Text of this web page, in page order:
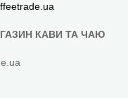
КАВИ ТА ЧАЮ